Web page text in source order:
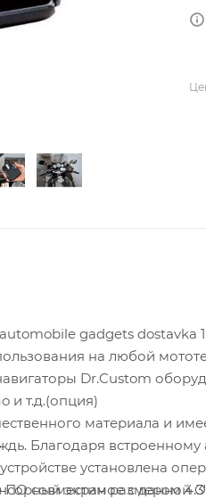
мототехнике устойчивые к
Dr.Custom
экраном и совместимы с Navitel iGo и т.д.(опция)
материала и имеет класс
Благодаря
установлена
которая поддерживает любое навигационное ПО совместимое с
экран размером 4.3" с